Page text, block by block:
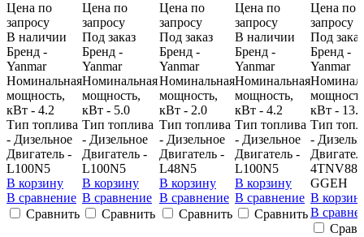
Цена по
запросу
В наличии
Бренд -
Yanmar
Номинальная
мощность,
кВт - 4.2
Тип топлива
- Дизельное
Двигатель -
L100N5
В корзину
В сравнение
Сравнить
Цена по
запросу
Под заказ
Бренд -
Yanmar
Номинальная
мощность,
кВт - 5.0
Тип топлива
- Дизельное
Двигатель -
L100N5
В корзину
В сравнение
Сравнить
Цена по
запросу
Под заказ
Бренд -
Yanmar
Номинальная
мощность,
кВт - 2.0
Тип топлива
- Дизельное
Двигатель -
L48N5
В корзину
В сравнение
Сравнить
Цена по
запросу
В наличии
Бренд -
Yanmar
Номинальная
мощность,
кВт - 4.2
Тип топлива
- Дизельное
Двигатель -
L100N5
В корзину
В сравнение
Сравнить
Цена по
запросу
Под заказ
Бренд -
Yanmar
кВт - 13.7
Тип
-
4TNV88-
GGEH
В
В